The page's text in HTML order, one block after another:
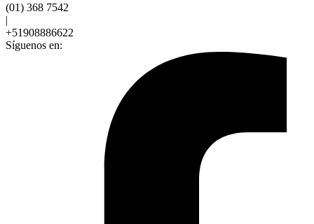
(01) 368 7542
|
+51908886622
Síguenos en: